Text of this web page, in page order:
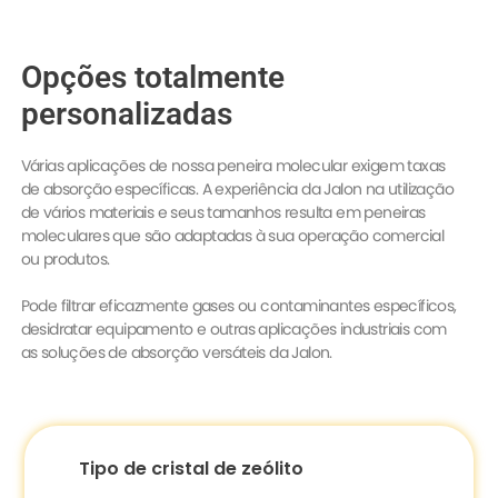
Opções totalmente
personalizadas
Várias aplicações de nossa peneira molecular exigem taxas
de absorção específicas. A experiência da Jalon na utilização
de vários materiais e seus tamanhos resulta em peneiras
moleculares que são adaptadas à sua operação comercial
ou produtos.
Pode filtrar eficazmente gases ou contaminantes específicos,
desidratar equipamento e outras aplicações industriais com
as soluções de absorção versáteis da Jalon.
Tipo de cristal de zeólito